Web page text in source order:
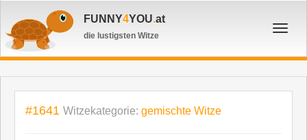
FUNNY4YOU.at
die lustigsten Witze
#1641 Witzekategorie: gemischte Witze